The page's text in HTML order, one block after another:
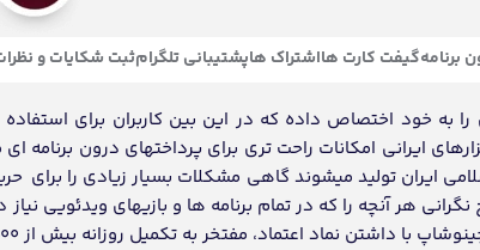
برنامهگیفت کارت هااشتراک هاپشتیبانی تلگرامثبت شکایات و
را به خود اختصاص داده که در این بین کاربران برای استفاده
ایرانی امکانات راحت تری برای پرداختهای درون برنامه
ایران تولید میشوند گاهی مشکلات بسیار زیادی را برای
هر آنچه را که در تمام برنامه ها و بازیهای ویدئویی
اعتماد، مفتخر به تکمیل روزانه بیش از 500 سفارشات کاربران ایرانی میباشد.